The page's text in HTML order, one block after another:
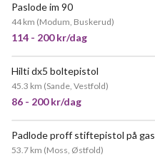
Paslode im 90
44 km (Modum, Buskerud)
114 - 200 kr/dag
Hilti dx5 boltepistol
45.3 km (Sande, Vestfold)
86 - 200 kr/dag
Padlode proff stiftepistol på
53.7 km (Moss, Østfold)